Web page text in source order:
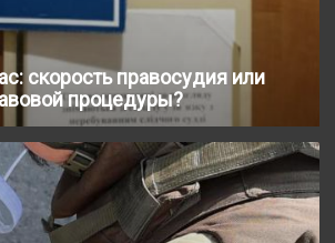
скорость правосудия или
процедуры?